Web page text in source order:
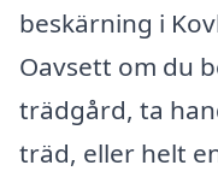
beskärning i
Oavsett om du
trädgård, ta
träd, eller helt